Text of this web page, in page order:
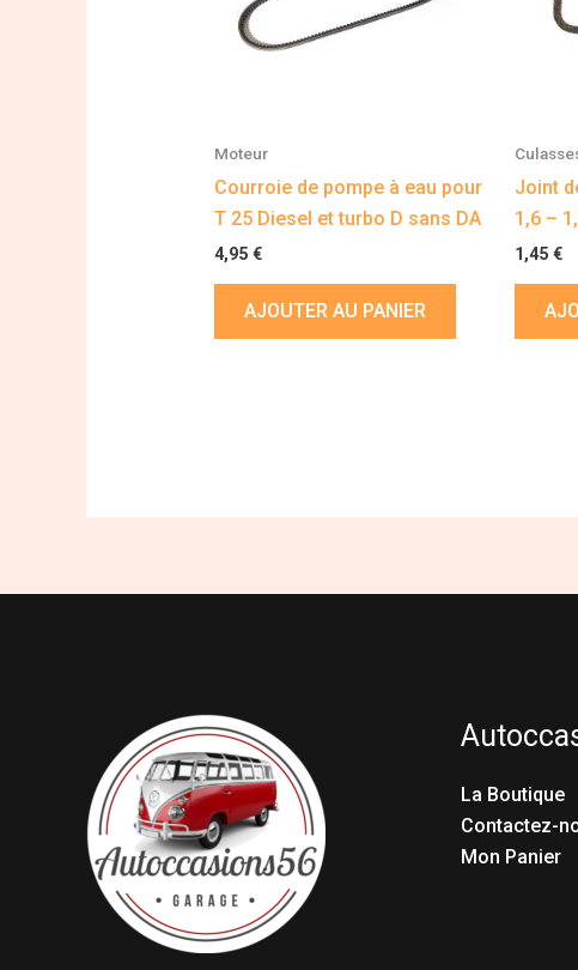
Moteur
Courroie de pompe à eau pour
T 25 Diesel et turbo D sans DA
4,95 €
AJOUTER AU PANIER
Joint
1,6 –
1,45€
La Boutique
Contactez-
Mon Panier